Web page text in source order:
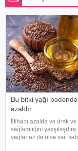
Bu bitki yağı bədəndə
azaldır
İltihabı azalda və ürək və
sağlamlığını
yağlar az da olsa var.